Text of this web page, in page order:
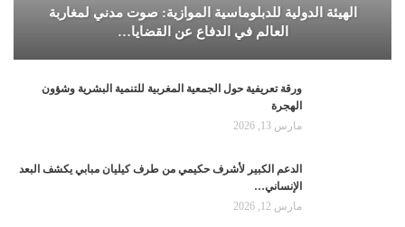
الهيئة الدولية للدبلوماسية الموازية: صوت مدني لمغاربة
العالم في الدفاع عن القضايا…
ورقة تعريفية حول الجمعية المغربية للتنمية البشرية وشؤون
الهجرة
مارس 13, 2026
الدعم الكبير لأشرف حكيمي من طرف كيليان مبابي يكشف البعد
الإنساني…
مارس 12, 2026